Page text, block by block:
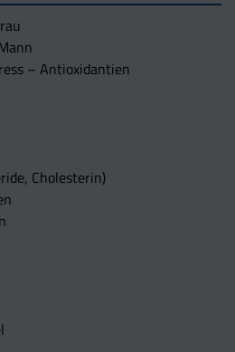
– Antioxidantien
Cholesterin)